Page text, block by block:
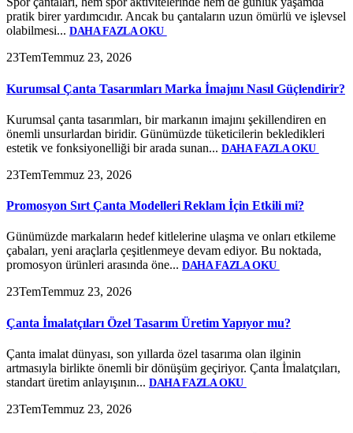
pratik birer yardımcıdır. Ancak bu çantaların uzun ömürlü ve işlevsel
olabilmesi... DAHA FAZLA OKU
23TemTemmuz 23, 2026
Kurumsal Çanta Tasarımları Marka İmajını Nasıl Güçlendirir?
Kurumsal çanta tasarımları, bir markanın imajını şekillendiren en
önemli unsurlardan biridir. Günümüzde tüketicilerin bekledikleri
estetik ve fonksiyonelliği bir arada sunan... DAHA FAZLA OKU
23TemTemmuz 23, 2026
Promosyon Sırt Çanta Modelleri Reklam İçin Etkili mi?
Günümüzde markaların hedef kitlelerine ulaşma ve onları etkileme
çabaları, yeni araçlarla çeşitlenmeye devam ediyor. Bu noktada,
promosyon ürünleri arasında öne... DAHA FAZLA OKU
23TemTemmuz 23, 2026
Çanta İmalatçıları Özel Tasarım Üretim Yapıyor mu?
Çanta imalat dünyası, son yıllarda özel tasarıma olan ilginin
artmasıyla birlikte önemli bir dönüşüm geçiriyor. Çanta İmalatçıları,
standart üretim anlayışının... DAHA FAZLA OKU
23TemTemmuz 23, 2026